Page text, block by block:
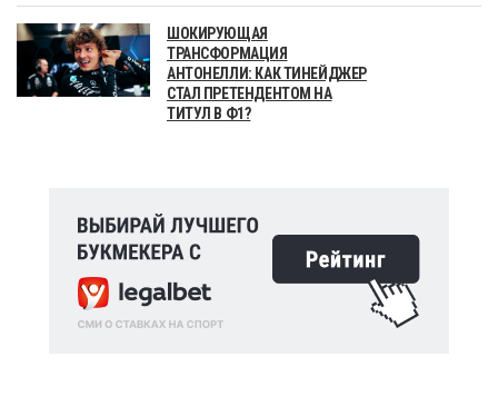
ШОКИРУЮЩАЯ
ТРАНСФОРМАЦИЯ
АНТОНЕЛЛИ: КАК ТИНЕЙДЖЕР
СТАЛ ПРЕТЕНДЕНТОМ НА
ТИТУЛ В Ф1?